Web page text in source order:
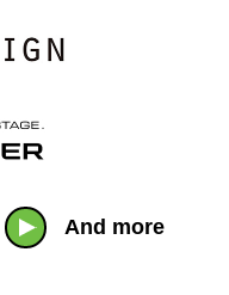
And more